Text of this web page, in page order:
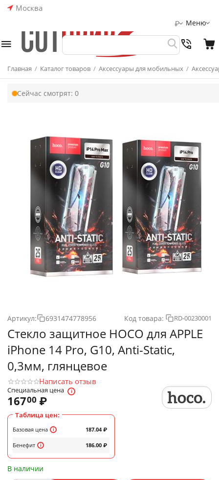
Москва
Меню
₽
Главная / Каталог товаров / Аксессуары для мобильных /
Сейчас смотрят: 0
Артикул: 6931474778956 Код товара: RD-00230001
Стекло защитное HOCO для APPLE
iPhone 14 Pro, G10, Anti-Static,
0,3мм, глянцевое
Написать отзыв
Специальная цена
16700 ₽
Таблица цен:
Базовая цена
Бенефит
187.04₽
186.00 ₽
В наличии